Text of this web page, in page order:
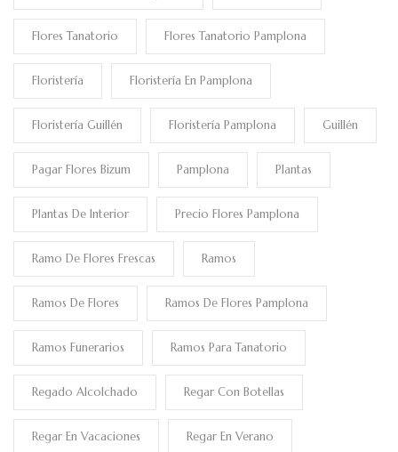
Flores Tanatorio Flores Tanatorio Pamplona
Floristería Floristería En Pamplona
Floristería Guillén Floristería Pamplona Guillén
Pagar Flores Bizum Pamplona Plantas
Plantas De Interior Precio Flores Pamplona
Ramo De Flores Frescas Ramos
Ramos De Flores Ramos De Flores Pamplona
Ramos Funerarios Ramos Para Tanatorio
Regado Alcolchado Regar Con Botellas
Regar En Vacaciones Regar En Verano